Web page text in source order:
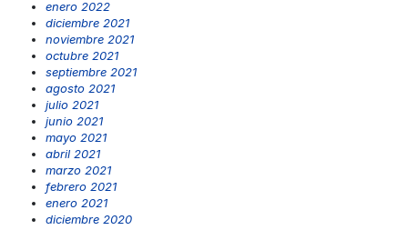
enero 2022
diciembre 2021
noviembre 2021
octubre 2021
septiembre 2021
agosto 2021
julio 2021
junio 2021
mayo 2021
abril 2021
marzo 2021
febrero 2021
enero 2021
diciembre 2020